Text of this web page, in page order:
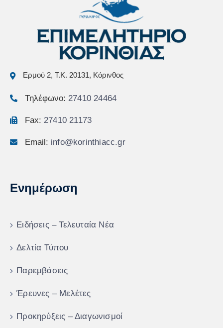
Ερμού 2, Τ.Κ. 20131, Κόρινθος
Τηλέφωνο: 27410 24464
Fax: 27410 21173
Email: info@korinthiacc.gr
Ενημέρωση
Ειδήσεις – Τελευταία Νέα
Δελτία Τύπου
Παρεμβάσεις
Έρευνες – Μελέτες
Προκηρύξεις – Διαγωνισμοί